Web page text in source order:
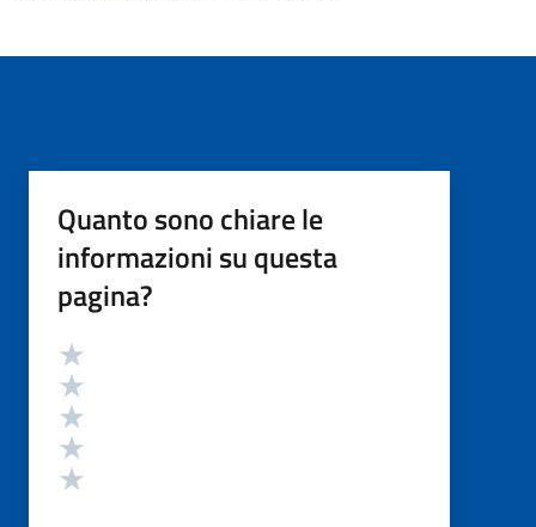
Quanto sono chiare le
informazioni su questa
pagina?
Valutazione